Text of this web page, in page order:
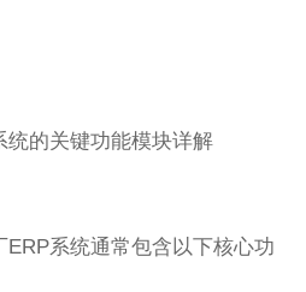
的关键功能模块详解
系统通常包含以下核心功